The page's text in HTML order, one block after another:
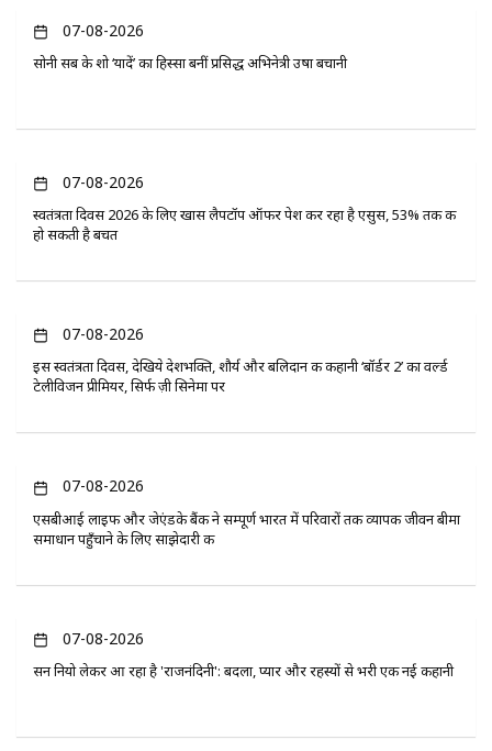
07-08-2026
सोनी सब के शो ‘यादें’ का हिस्सा बनीं प्रसिद्ध अभिनेत्री उषा बचानी
07-08-2026
स्वतंत्रता दिवस 2026 के लिए खास लैपटॉप ऑफर पेश कर रहा है एसुस, 53% तक की
हो सकती है बचत
07-08-2026
इस स्वतंत्रता दिवस, देखिये देशभक्ति, शौर्य और बलिदान की कहानी ‘बॉर्डर 2’ का वर्ल्ड
टेलीविजन प्रीमियर, सिर्फ ज़ी सिनेमा पर
07-08-2026
एसबीआई लाइफ और जेएंडके बैंक ने सम्पूर्ण भारत में परिवारों तक व्यापक जीवन बीमा
समाधान पहुँचाने के लिए साझेदारी की
07-08-2026
सन नियो लेकर आ रहा है 'राजनंदिनी': बदला, प्यार और रहस्यों से भरी एक नई कहानी